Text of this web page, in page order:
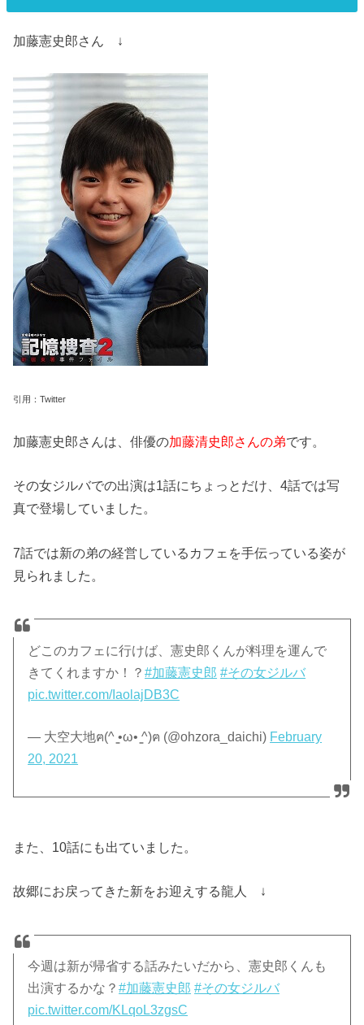
加藤憲史郎さん ↓
引用：Twitter
加藤憲史郎さんは、俳優の加藤清史郎さんの弟です。
その女ジルバでの出演は1話にちょっとだけ、4話では写
真で登場していました。
7話では新の弟の経営しているカフェを手伝っている姿が
見られました。
どこのカフェに行けば、憲史郎くんが料理を運んで
きてくれますか！？#加藤憲史郎 #その女ジルバ
pic.twitter.com/IaolajDB3C
— 大空大地ฅ(^ ̳•ω• ̳^)︎ฅ (@ohzora_daichi) February
20, 2021
また、10話にも出ていました。
故郷にお戻ってきた新をお迎えする龍人 ↓
今週は新が帰省する話みたいだから、憲史郎くんも
出演するかな？#加藤憲史郎 #その女ジルバ
pic.twitter.com/KLqoL3zgsC